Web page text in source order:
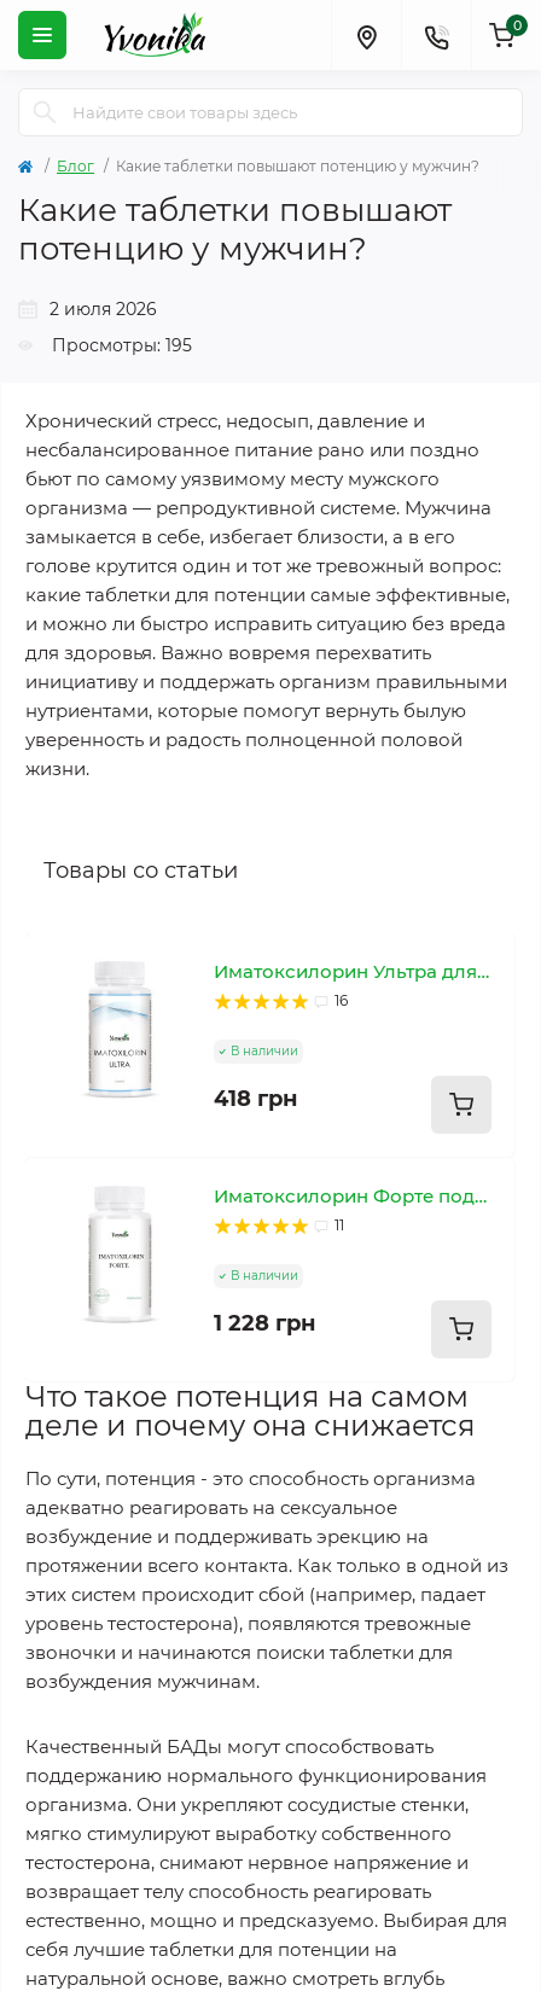
0
Блог Какие таблетки повышают потенцию у мужчин?
Какие таблетки повышают
потенцию у мужчин?
2 июля 2026
Просмотры: 195
Хронический стресс, недосып, давление и
несбалансированное питание рано или поздно
бьют по самому уязвимому месту мужского
организма — репродуктивной системе. Мужчина
замыкается в себе, избегает близости, а в его
голове крутится один и тот же тревожный вопрос:
какие таблетки для потенции самые эффективные,
и можно ли быстро исправить ситуацию без вреда
для здоровья. Важно вовремя перехватить
инициативу и поддержать организм правильными
нутриентами, которые помогут вернуть былую
уверенность и радость полноценной половой
жизни.
Товары со статьи
Иматоксилорин Ультра для мужской интимной выносливости
16
В наличии
418 грн
Иматоксилорин Форте поддержка мужской интимной выносливости
11
В наличии
1 228 грн
Что такое потенция на самом
деле и почему она снижается
По сути, потенция - это способность организма
адекватно реагировать на сексуальное
возбуждение и поддерживать эрекцию на
протяжении всего контакта. Как только в одной из
этих систем происходит сбой (например, падает
уровень тестостерона), появляются тревожные
звоночки и начинаются поиски таблетки для
возбуждения мужчинам.
Качественный БАДы могут способствовать
поддержанию нормального функционирования
организма. Они укрепляют сосудистые стенки,
мягко стимулируют выработку собственного
тестостерона, снимают нервное напряжение и
возвращает телу способность реагировать
естественно, мощно и предсказуемо. Выбирая для
себя лучшие таблетки для потенции на
натуральной основе, важно смотреть вглубь